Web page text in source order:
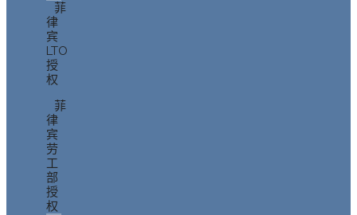
菲
律
宾
LTO
授
权
菲
律
宾
劳
工
部
授
权